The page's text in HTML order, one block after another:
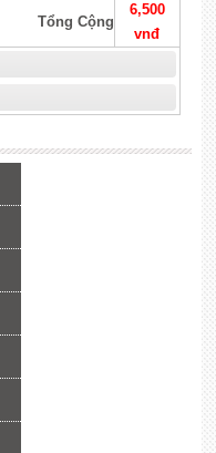
Tổng Cộng
6,500
vnđ